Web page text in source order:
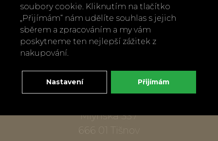
Zavolejte nám
+420 737 886 915
Napište nám
info@bylobylibo.cz
Setkejme se:
Mlýnská 337
666 01 Tišnov
soubory cookie. Kliknutím na tlačítko
„Přijímám“ nám udělíte souhlas s jejich
sběrem a zpracováním a my vám
poskytneme ten nejlepší zážitek z
nakupování.
Nastavení Přijímám